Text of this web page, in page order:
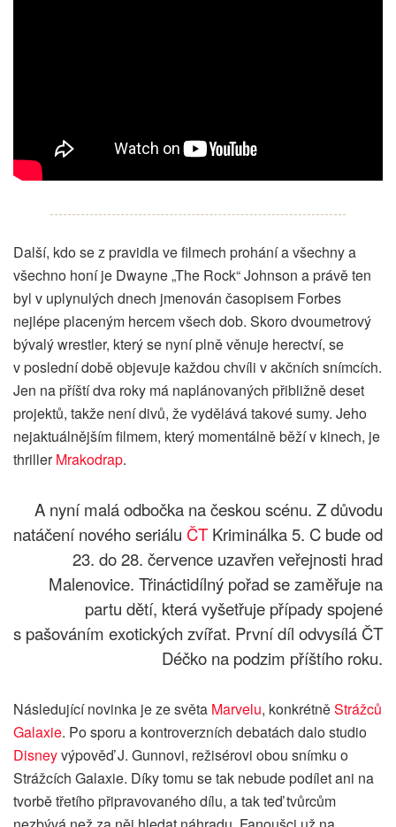
Další, kdo se z pravidla ve filmech prohání a všechny a
všechno honí je Dwayne „The Rock“ Johnson a právě ten
byl v uplynulých dnech jmenován časopisem Forbes
nejlépe placeným hercem všech dob. Skoro dvoumetrový
bývalý wrestler, který se nyní plně věnuje herectví, se
v poslední době objevuje každou chvíli v akčních snímcích.
Jen na příští dva roky má naplánovaných přibližně deset
projektů, takže není divů, že vydělává takové sumy. Jeho
nejaktuálnějším filmem, který momentálně běží v kinech, je
thrillerMrakodrap.
A nyní malá odbočka na českou scénu. Z důvodu
natáčení nového seriálu ČT Kriminálka 5. C bude od
23. do 28. července uzavřen veřejnosti hrad
Malenovice. Třináctidílný pořad se zaměřuje na
partu dětí, která vyšetřuje případy spojené
s pašováním exotických zvířat. První díl odvysílá ČT
Déčko na podzim příštího roku.
Následující novinka je ze světa Marvelu, konkrétněStrážců
Galaxie. Po sporu a kontroverzních debatách dalo studio
Disneyvýpověď J. Gunnovi, režisérovi obou snímku o
Strážcích Galaxie. Díky tomu se tak nebude podílet ani na
tvorbě třetího připravovaného dílu, a tak teď tvůrcům